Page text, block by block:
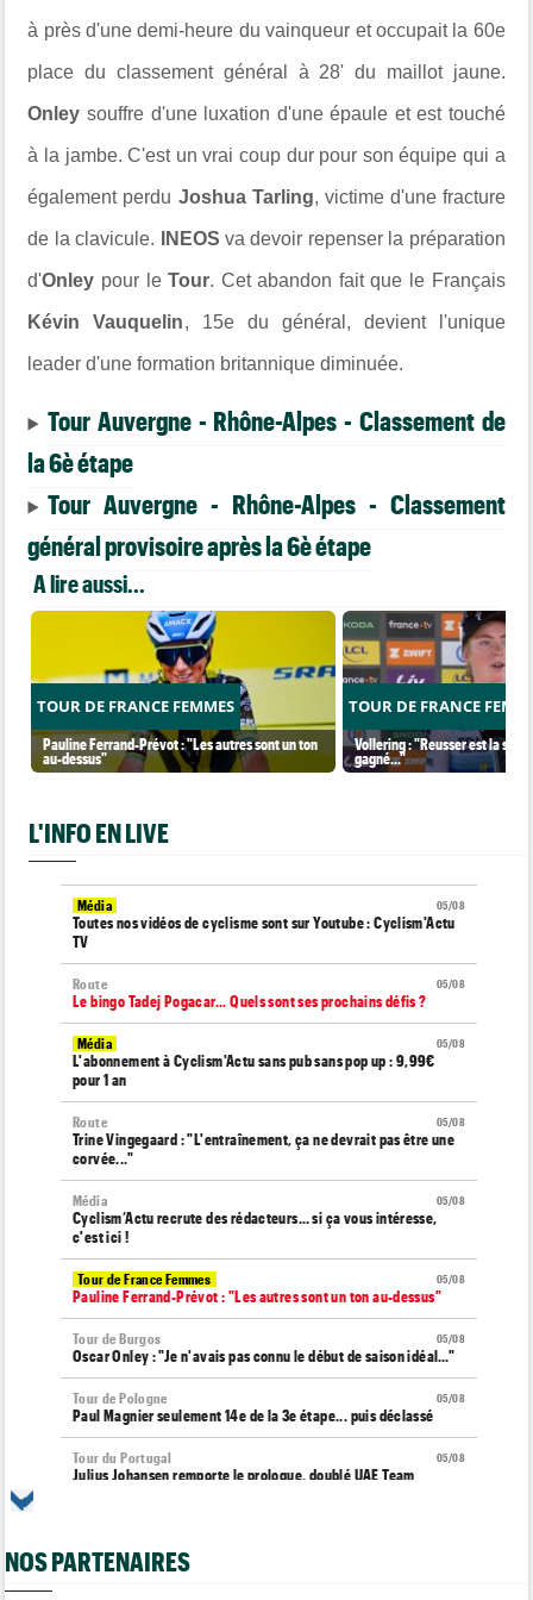
à près d'une demi-heure du vainqueur et occupait la 60e
place du classement général à 28' du maillot jaune.
Onley souffre d'une luxation d'une épaule et est touché
à la jambe. C'est un vrai coup dur pour son équipe qui a
également perdu Joshua Tarling, victime d'une fracture
de la clavicule. INEOSva devoir repenser la préparation
d'Onley pour leTour. Cet abandon fait que le Français
Kévin Vauquelin, 15e du général, devient l'unique
leader d'une formation britannique diminuée.
Tour Auvergne - Rhône-Alpes - Classement de
la 6è étape
Tour Auvergne - Rhône-Alpes - Classement
général provisoire après la 6è étape
A lire aussi...
TOUR DE FRANCE FEMMES
Pauline Ferrand-Prévot : "Les autres sont un ton
au-dessus"
TOUR DE FRANCE
Vollering : "Reusser est la
gagné..."
L'INFO EN LIVE
05/08
Média
Toutes nos vidéos de cyclisme sont sur Youtube : Cyclism'Actu
TV
05/08
Route
Le bingo Tadej Pogacar... Quels sont ses prochains défis ?
05/08
Média
L'abonnement à Cyclism'Actu sans pub sans pop up : 9,99€
pour 1 an
05/08
Route
Trine Vingegaard : "L'entraînement, ça ne devrait pas être une
corvée..."
05/08
Média
Cyclism’Actu recrute des rédacteurs… si ça vous intéresse,
c'est ici !
05/08
Tour de France Femmes
Pauline Ferrand-Prévot : "Les autres sont un ton au-dessus"
05/08
Tour de Burgos
Oscar Onley : "Je n'avais pas connu le début de saison idéal…"
05/08
Tour de Pologne
Paul Magnier seulement 14e de la 3e étape... puis déclassé
05/08
Tour du Portugal
Julius Johansen remporte le prologue, doublé UAE Team
Marlen Reusser : "C'était différent du Mont Ventoux..."
NOS PARTENAIRES